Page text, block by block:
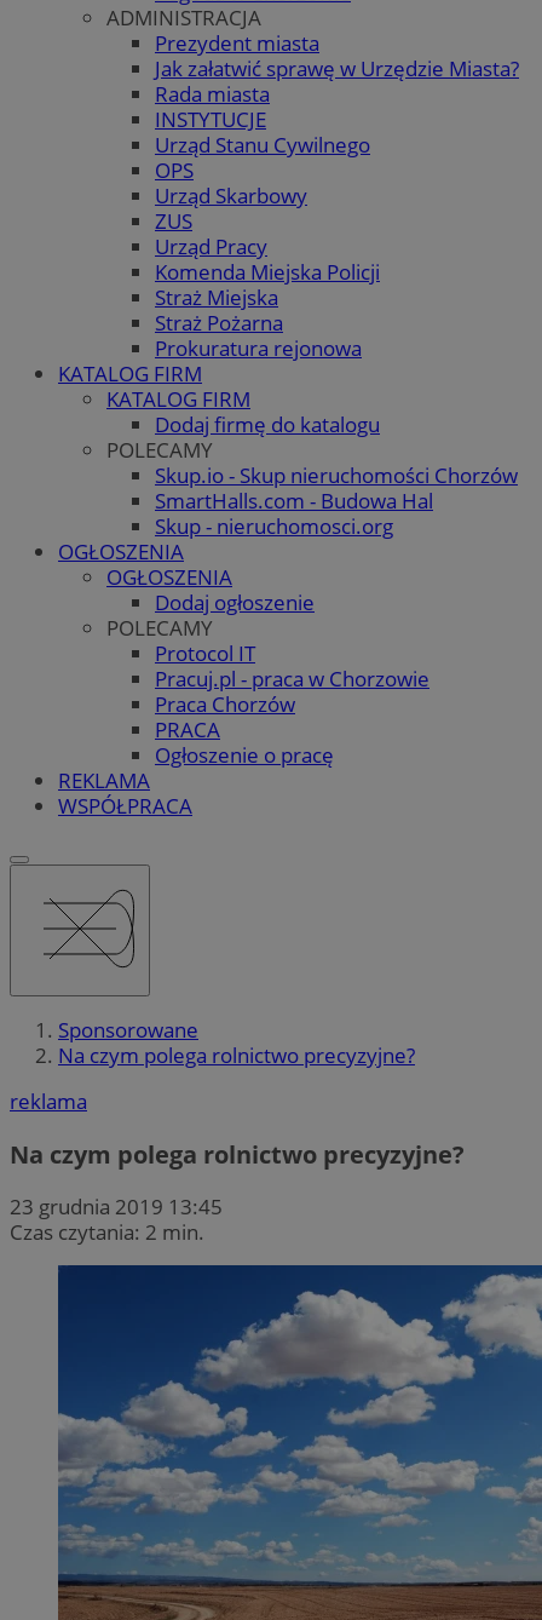
ADMINISTRACJA
Prezydent miasta
Jak załatwić sprawę w Urzędzie Miasta?
Rada miasta
INSTYTUCJE
Urząd Stanu Cywilnego
OPS
Urząd Skarbowy
ZUS
Urząd Pracy
Komenda Miejska Policji
Straż Miejska
Straż Pożarna
Prokuratura rejonowa
KATALOG FIRM
KATALOG FIRM
Dodaj firmę do katalogu
POLECAMY
Skup.io - Skup nieruchomości Chorzów
SmartHalls.com - Budowa Hal
Skup - nieruchomosci.org
OGŁOSZENIA
OGŁOSZENIA
Dodaj ogłoszenie
POLECAMY
Protocol IT
Pracuj.pl - praca w Chorzowie
Praca Chorzów
PRACA
Ogłoszenie o pracę
REKLAMA
WSPÓŁPRACA
Sponsorowane
Na czym polega rolnictwo precyzyjne?
reklama
Na czym polega rolnictwo precyzyjne?
23 grudnia 2019 13:45
Czas czytania: 2 min.